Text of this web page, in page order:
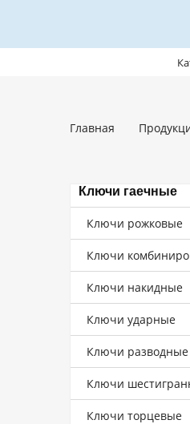
Главная
Ключи гаечные
Ключи рожковые
Ключи
Ключи накидные
Ключи ударные
Ключи разводные
Ключи
Ключи торцевые